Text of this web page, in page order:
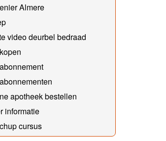
Almere
video deurbel bedraad
apotheek bestellen
informatie
cursus